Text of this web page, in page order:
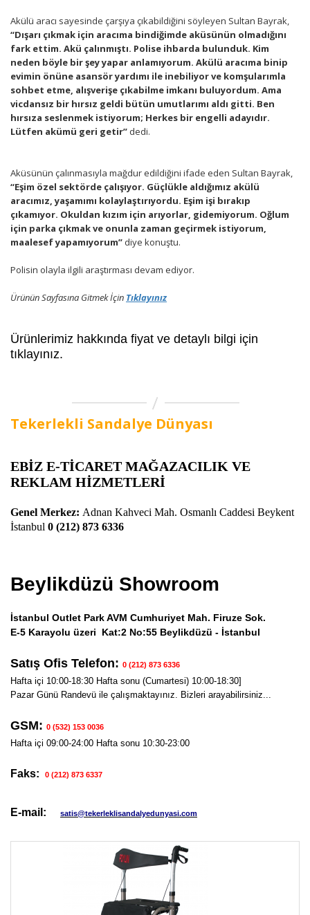
Akülü aracı sayesinde çarşıya çıkabildiğini söyleyen Sultan Bayrak,
“Dışarı çıkmak için aracıma bindiğimde aküsünün olmadığını
fark ettim. Akü çalınmıştı. Polise ihbarda bulunduk. Kim
neden böyle bir şey yapar anlamıyorum. Akülü aracıma binip
evimin önüne asansör yardımı ile inebiliyor ve komşularımla
sohbet etme, alışverişe çıkabilme imkanı buluyordum. Ama
vicdansız bir hırsız geldi bütün umutlarımı aldı gitti. Ben
hırsıza seslenmek istiyorum; Herkes bir engelli adayıdır.
Lütfen akümü geri getir” dedi.
Aküsünün çalınmasıyla mağdur edildiğini ifade eden Sultan Bayrak,
“Eşim özel sektörde çalışıyor. Güçlükle aldığımız akülü
aracımız, yaşamımı kolaylaştırıyordu. Eşim işi bırakıp
çıkamıyor. Okuldan kızım için arıyorlar, gidemiyorum. Oğlum
için parka çıkmak ve onunla zaman geçirmek istiyorum,
maalesef yapamıyorum” diye konuştu.
Polisin olayla ilgili araştırması devam ediyor.
Ürünün Sayfasına Gitmek İçin Tıklayınız
Ürünlerimiz hakkında fiyat ve detaylı bilgi için
tıklayınız.
Tekerlekli Sandalye Dünyası
EBİZ E-TİCARET MAĞAZACILIK VE
REKLAM HİZMETLERİ
Genel Merkez: Adnan Kahveci Mah. Osmanlı Caddesi Beykent
İstanbul 0 (212) 873 6336
Beylikdüzü Showroom
İstanbul Outlet Park AVM Cumhuriyet Mah. Firuze Sok.
E-5 Karayolu üzeri Kat:2 No:55 Beylikdüzü - İstanbul
Satış Ofis Telefon: 0 (212) 873 6336
Hafta içi 10:00-18:30 Hafta sonu (Cumartesi) 10:00-18:30]
Pazar Günü Randevü ile çalışmaktayınız. Bizleri arayabilirsiniz...
GSM: 0 (532) 153 0036
Hafta içi 09:00-24:00 Hafta sonu 10:30-23:00
Faks: 0 (212) 873 6337
E-mail: satis@tekerleklisandalyedunyasi.com